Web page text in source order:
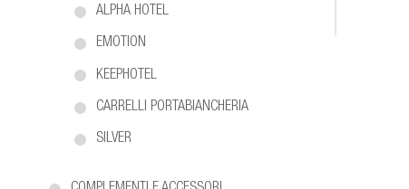
ALPHA HOTEL
EMOTION
KEEPHOTEL
CARRELLI PORTABIANCHERIA
SILVER